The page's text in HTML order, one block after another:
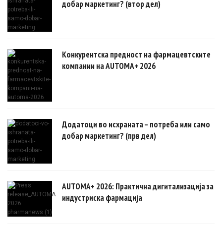
добар маркетинг? (втор дел)
Конкурентска предност на фармацевтските
компании на AUTOMA+ 2026
Додатоци во исхраната – потреба или само
добар маркетинг? (прв дел)
AUTOMA+ 2026: Практична дигитализација за
индустриска фармација